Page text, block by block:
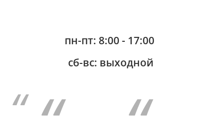
пн-пт: 8:00 - 17:00
сб-вс: выходной